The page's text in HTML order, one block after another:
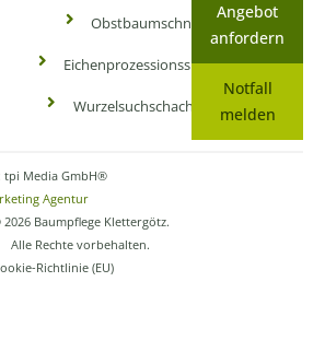
Obstbaumschnitt
Eichenprozessionsspinner
Wurzelsuchschachtung
Angebot
anfordern
Notfall
melden
tpi Media GmbH®
Agentur
Baumpflege Klettergötz.
Alle Rechte vorbehalten.
Richtlinie (EU)